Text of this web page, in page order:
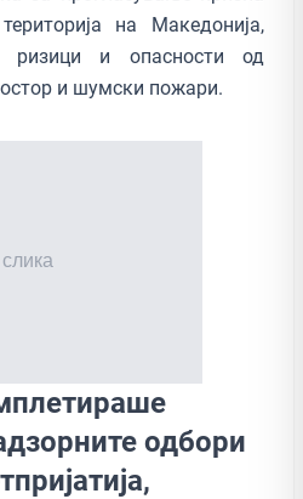
на Македонија,
ризици и опасности од
и шумски пожари.
одбори